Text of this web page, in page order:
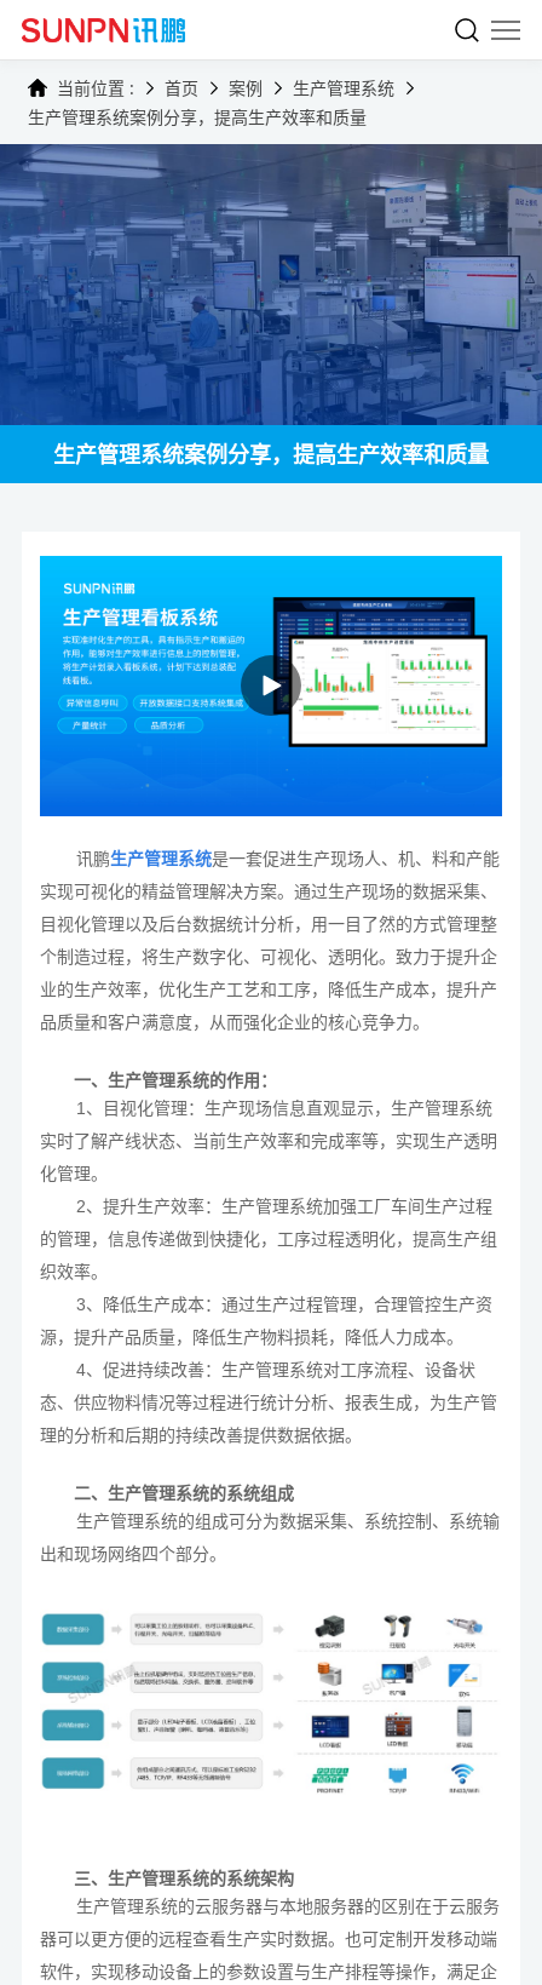
当前位置 : 首页 案例
生产管理系统
生产管理系统案例分享，提高生产效率和质量
生产管理系统案例分享，提高生产效率和质量
讯鹏生产管理系统是一套促进生产现场人、机、料和产能
实现可视化的精益管理解决方案。通过生产现场的数据采集、
目视化管理以及后台数据统计分析，用一目了然的方式管理整
个制造过程，将生产数字化、可视化、透明化。致力于提升企
业的生产效率，优化生产工艺和工序，降低生产成本，提升产
品质量和客户满意度，从而强化企业的核心竞争力。
一、生产管理系统的作用：
1、目视化管理：生产现场信息直观显示，生产管理系统
实时了解产线状态、当前生产效率和完成率等，实现生产透明
化管理。
2、提升生产效率：生产管理系统加强工厂车间生产过程
的管理，信息传递做到快捷化，工序过程透明化，提高生产组
织效率。
3、降低生产成本：通过生产过程管理，合理管控生产资
源，提升产品质量，降低生产物料损耗，降低人力成本。
4、促进持续改善：生产管理系统对工序流程、设备状
态、供应物料情况等过程进行统计分析、报表生成，为生产管
理的分析和后期的持续改善提供数据依据。
二、 生产管理系统的系统组成
生产管理系统的组成可分为数据采集、系统控制、系统输
出和现场网络四个部分。
三、生产管理系统的系统架构
生产管理系统的云服务器与本地服务器的区别在于云服务
器可以更方便的远程查看生产实时数据。也可定制开发移动端
软件，实现移动设备上的参数设置与生产排程等操作，满足企